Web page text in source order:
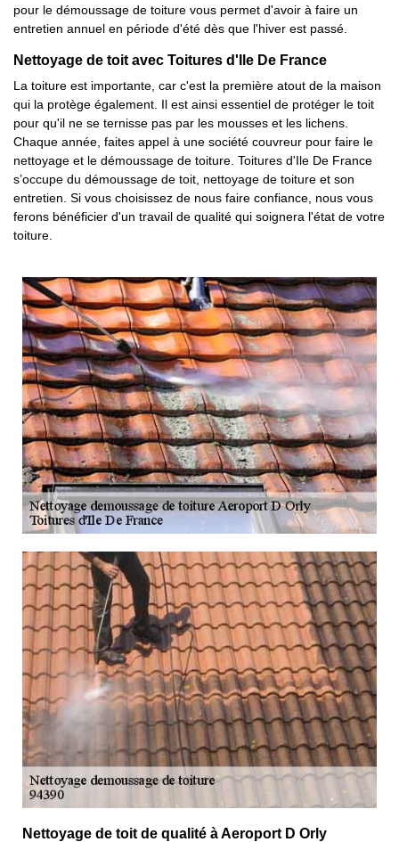
pour le démoussage de toiture vous permet d'avoir à faire un
entretien annuel en période d'été dès que l'hiver est passé.
Nettoyage de toit avec Toitures d'Ile De France
La toiture est importante, car c'est la première atout de la maison
qui la protège également. Il est ainsi essentiel de protéger le toit
pour qu'il ne se ternisse pas par les mousses et les lichens.
Chaque année, faites appel à une société couvreur pour faire le
nettoyage et le démoussage de toiture. Toitures d'Ile De France
s’occupe du démoussage de toit, nettoyage de toiture et son
entretien. Si vous choisissez de nous faire confiance, nous vous
ferons bénéficier d'un travail de qualité qui soignera l'état de votre
toiture.
Nettoyage de toit de qualité à Aeroport D Orly